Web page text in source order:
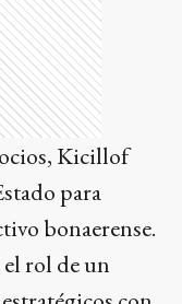
Kicillof
para
bonaerense.
rol de un